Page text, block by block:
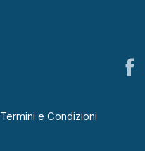
Termini e Condizioni